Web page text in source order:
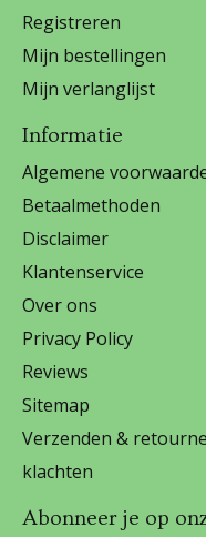
Registreren
Mijn bestellingen
Mijn verlanglijst
Informatie
Algemene
Betaalmethoden
Disclaimer
Klantenservice
Over ons
Privacy Policy
Reviews
Sitemap
Verzenden &
klachten
Abonneer je op